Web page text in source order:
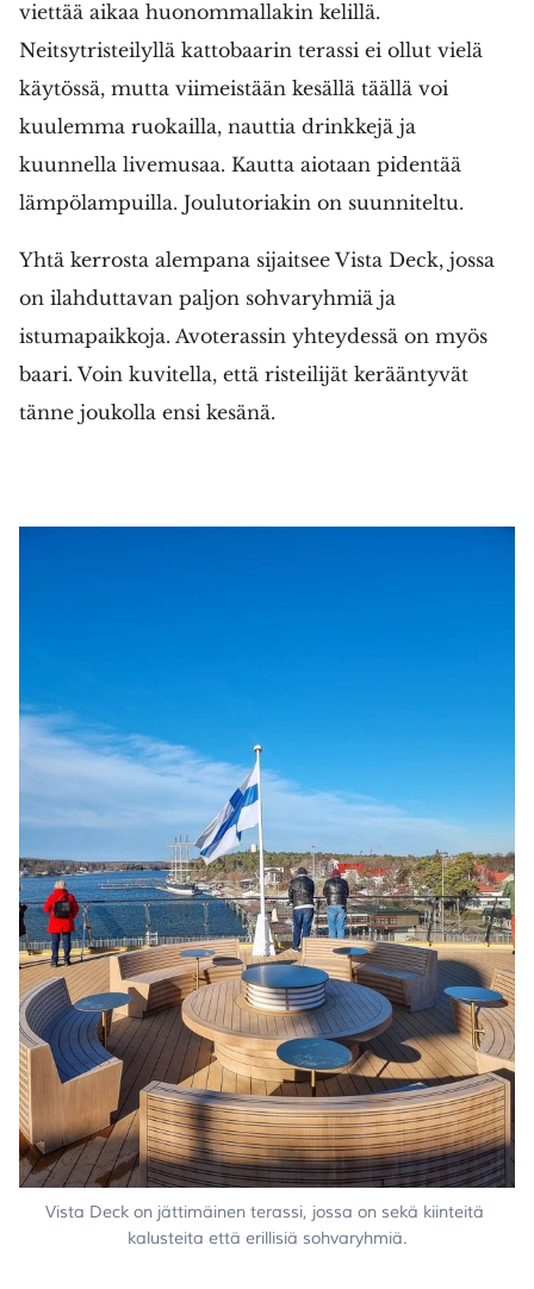
viettää aikaa huonommallakin kelillä.
Neitsytristeilyllä kattobaarin terassi ei ollut vielä
käytössä, mutta viimeistään kesällä täällä voi
kuulemma ruokailla, nauttia drinkkejä ja
kuunnella livemusaa. Kautta aiotaan pidentää
lämpölampuilla. Joulutoriakin on suunniteltu.
Yhtä kerrosta alempana sijaitsee Vista Deck, jossa
on ilahduttavan paljon sohvaryhmiä ja
istumapaikkoja. Avoterassin yhteydessä on myös
baari. Voin kuvitella, että risteilijät kerääntyvät
tänne joukolla ensi kesänä.
Vista Deck on jättimäinen terassi, jossa on sekä kiinteitä
kalusteita että erillisiä sohvaryhmiä.